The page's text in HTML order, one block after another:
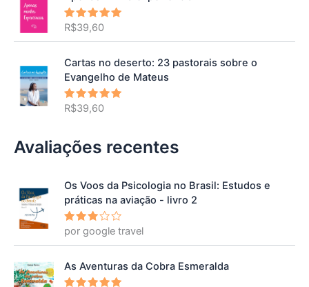
Avaliação
R$39,60
Cartas no deserto: 23 pastorais sobre o
Evangelho de Mateus
Avaliação
R$39,60
Avaliações recentes
Os Voos da Psicologia no Brasil: Estudos e
práticas na aviação - livro 2
Avalia
ção3
por google travel
As Aventuras da Cobra Esmeralda